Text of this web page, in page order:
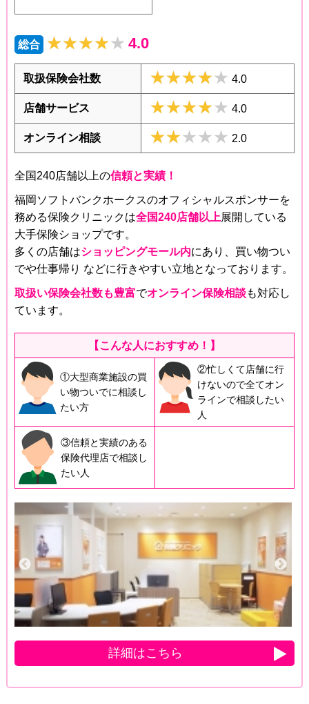
総合 ★★★★★
★★★★★ 4.0
取扱保険会社数 ★★★★★
★★★★★ 4.0
店舗サービス ★★★★★
★★★★★ 4.0
オンライン相談 ★★★★★
★★★★★ 2.0
全国240店舗以上の信頼と実績！
福岡ソフトバンクホークスのオフィシャルスポンサーを
務める保険クリニックは全国240店舗以上展開している
大手保険ショップです。
多くの店舗はショッピングモール内にあり、買い物つい
でや仕事帰り などに行きやすい立地となっております。
取扱い保険会社数も豊富でオンライン保険相談も対応し
ています。
【こんな人におすすめ！】
①大型商業施設の買
い物ついでに相談し
たい方
②忙しくて店舗に行
けないので全てオン
ラインで相談したい
人
③信頼と実績のある
保険代理店で相談し
たい人
詳細はこちら